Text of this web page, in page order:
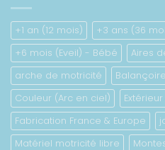
+1 an (12 mois) +3 ans (36
+6 mois (Eveil) - Bébé
Aires
arche de motricité
Couleur (Arc en ciel)
Fabrication France & Europe
Matériel motricité libre